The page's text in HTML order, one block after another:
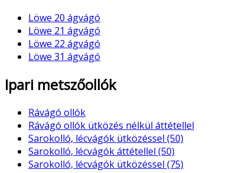
Löwe 20 ágvágó
Löwe 21 ágvágó
Löwe 22 ágvágó
Löwe 31 ágvágó
Ipari metszőollók
Rávágó ollók
Rávágó ollók ütközés nélkül áttétellel
Sarokolló, lécvágók ütközéssel (50)
Sarokolló, lécvágók áttétellel (50)
Sarokolló, lécvágók ütközéssel (75)